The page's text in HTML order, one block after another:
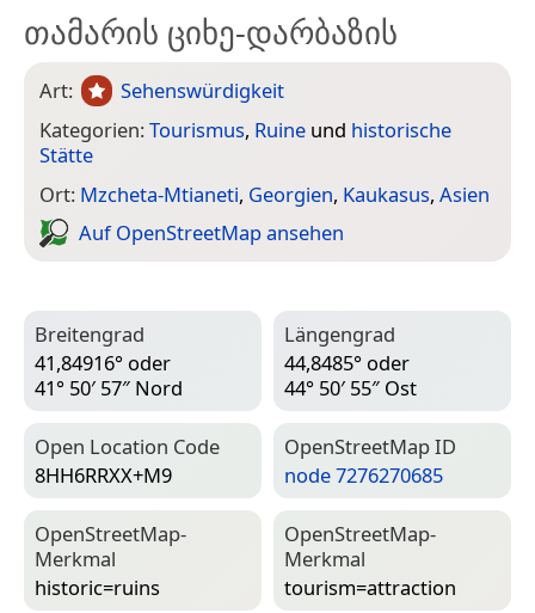
თამარის ციხე-დარბაზის
Art:
Sehenswürdigkeit
Kategorien:Tourismus, Ruine und historische
Stätte
Ort: Mzcheta-Mtianeti, Georgien, Kaukasus, Asien
Auf Open­Street­Map ansehen
Breitengrad
41,84916° oder
41° 50′ 57″ Nord
Längengrad
44,8485° oder
44° 50′ 55″ Ost
Open Location Code
8HH6RRXX+M9
Open­Street­Map ID
node 7276270685
Open­Street­Map-
Merkmal
historic=­ruins
Open­Street­Map-
Merkmal
tourism=­attraction